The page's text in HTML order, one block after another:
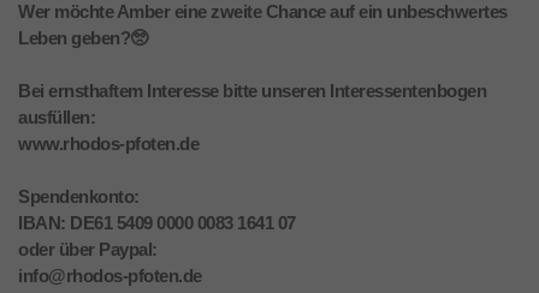
Wer möchte Amber eine zweite Chance auf ein unbeschwertes
Leben geben?🥺
Bei ernsthaftem Interesse bitte unseren Interessentenbogen
ausfüllen:
www.rhodos-pfoten.de
Spendenkonto:
IBAN: DE61 5409 0000 0083 1641 07
oder über Paypal:
info@rhodos-pfoten.de